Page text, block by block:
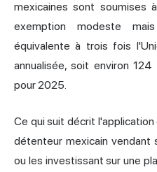
mexicaines sont soumises
exemption modeste
équivalente à trois fois
annualisée, soit environ
pour 2025.
Ce qui suit décrit
détenteur mexicain vendant
ou les investissant sur une